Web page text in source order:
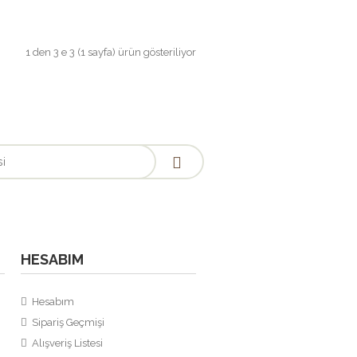
AçıklamasıHaki İthal deridir36-37-38-
AçıklamasıHaki İthal deridir36-37-38-
1 den 3 e 3 (1 sayfa) ürün gösteriliyor
HESABIM
Hesabım
Sipariş Geçmişi
Alışveriş Listesi